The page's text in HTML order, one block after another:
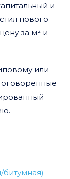
и
нового
за м² и
или
оговоренные